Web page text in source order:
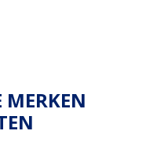
MERKEN